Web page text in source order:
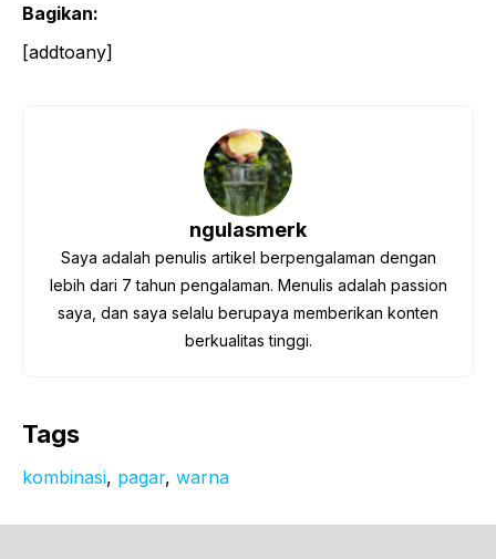
Bagikan:
[addtoany]
ngulasmerk
Saya adalah penulis artikel berpengalaman dengan
lebih dari 7 tahun pengalaman. Menulis adalah passion
saya, dan saya selalu berupaya memberikan konten
berkualitas tinggi.
Tags
kombinasi, pagar, warna